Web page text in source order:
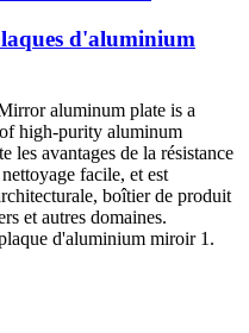
d'aluminium
aluminum plate is a
high-purity aluminum
les avantages de la résistance
facile, et est
boîtier de produit
et autres domaines.
d'aluminium miroir 1.